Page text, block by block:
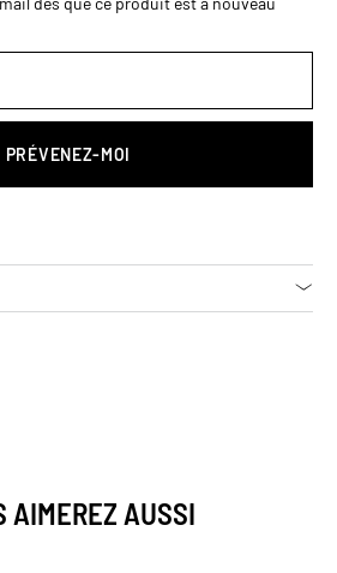
PRÉVENEZ-MOI
AIMEREZ AUSSI